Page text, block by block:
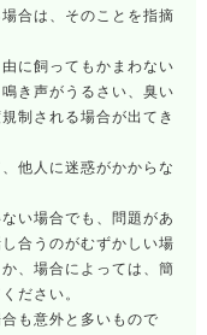
合は、そのことを指摘
に飼ってもかまわない
き声がうるさい、臭い
制される場合が出てき
他人に迷惑がかからな
い場合でも、問題があ
合うのがむずかしい場
、場合によっては、簡
ださい。
も意外と多いもので